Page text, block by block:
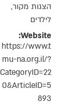
הצגות מקור,
לילדים
Website:
https://www.t
mu-na.org.il/?
CategoryID=22
0&ArticleID=5
893